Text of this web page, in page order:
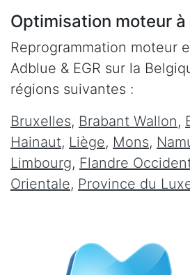
Optimisation moteur
Reprogrammation moteur
Adblue & EGR sur la
régions suivantes :
Bruxelles, Brabant Wallon,
Hainaut, Liège, Mons,
Limbourg, Flandre
Orientale, Province du